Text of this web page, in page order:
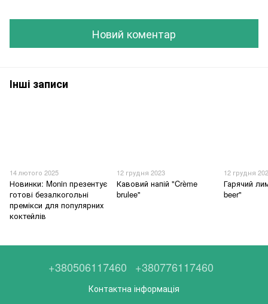
Новий коментар
Інші записи
14 лютого 2025
Новинки: Monin презентує
готові безалкогольні
премікси для популярних
коктейлів
12 грудня 2023
Кавовий напій "Crème
brulee"
12 грудня
Гарячий
beer"
+380506117460 +380776117460
Контактна інформація